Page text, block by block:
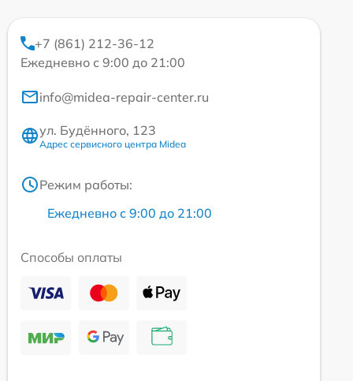
+7 (861) 212-36-12
Ежедневно с 9:00 до 21:00
info@midea-repair-center.ru
ул. Будённого, 123
Адрес сервисного центра Midea
Режим работы:
Ежедневно с 9:00 до 21:00
Способы оплаты